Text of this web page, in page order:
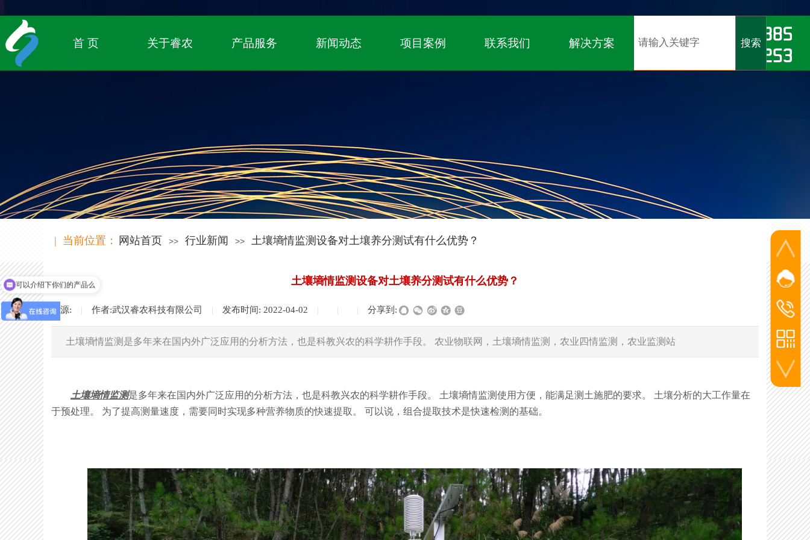
首 页 关于睿农 产品服务 新闻动态 项目案例 联系我们 解决方案 搜索
网站首页 >> 行业新闻 >> 土壤墒情监测设备对土壤养分测试有什么优势？
| 当前位置：
土壤墒情监测设备对土壤养分测试有什么优势？
来源: | 作者:武汉睿农科技有限公司 | 发布时间: 2022-04-02 | | | 分享到:
土壤墒情监测是多年来在国内外广泛应用的分析方法，也是科教兴农的科学耕作手段。 农业物联网，土壤墒情监测，农业四情监测，农业监测站
土壤墒情监测是多年来在国内外广泛应用的分析方法，也是科教兴农的科学耕作手段。 土壤墒情监测使用方便，能满足测土施肥的要求。 土壤分析的大工作量在
于预处理。 为了提高测量速度，需要同时实现多种营养物质的快速提取。 可以说，组合提取技术是快速检测的基础。
网站客
杨
洪经
洪经理
186-
杨经理
136-
李工
130-
添加微信
联系电话
可以介绍下你们的产品么